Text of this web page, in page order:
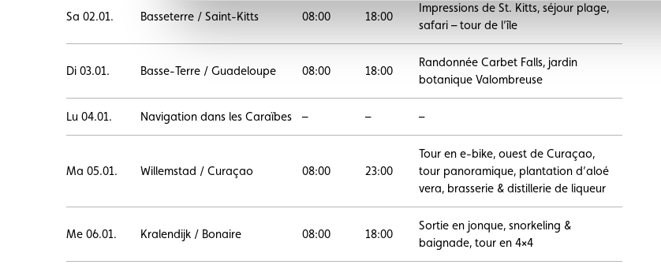
Sa 02.01. Basseterre / Saint-Kitts 08:00 18:00
Impressions de St. Kitts, séjour plage,
safari – tour de l’île
Di 03.01. Basse-Terre / Guadeloupe 08:00 18:00
Randonnée Carbet Falls, jardin
botanique Valombreuse
Lu 04.01. Navigation dans les Caraïbes – – –
Ma 05.01. Willemstad / Curaçao 08:00 23:00
Tour en e-bike, ouest de Curaçao,
tour panoramique, plantation d’aloé
vera, brasserie & distillerie de liqueur
Me 06.01. Kralendijk / Bonaire 08:00 18:00
Sortie en jonque, snorkeling &
baignade, tour en 4×4